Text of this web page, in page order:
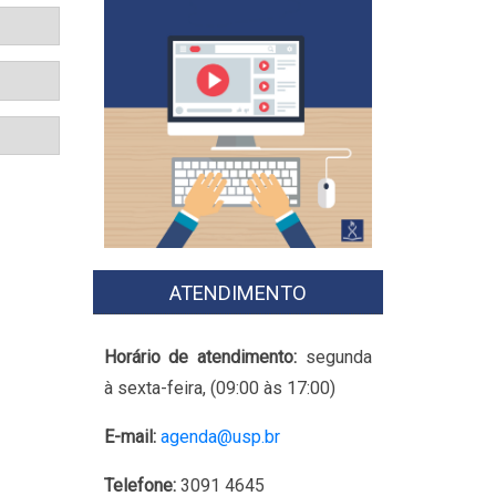
ATENDIMENTO
Horário de atendimento: segunda
à sexta-feira, (09:00 às 17:00)
E-mail: agenda@usp.br
Telefone:3091 4645